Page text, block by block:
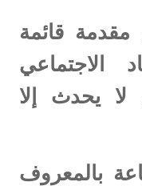
قائمة
الاجتماعي
لا يحدث إلا
بالمعروف